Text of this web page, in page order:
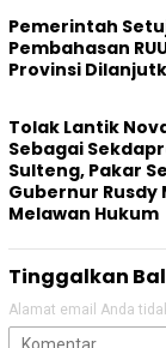
Pemerintah
Pembahasan
Provinsi
Tolak Lantik
Sebagai
Sulteng, Pakar
Gubernur Rusdy
Melawan Hukum
Tinggalkan
Alamat email Anda